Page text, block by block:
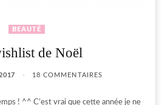
BEAUTÉ
de Noël
18 COMMENTAIRES
! ^^ C’est vrai que cette année je ne